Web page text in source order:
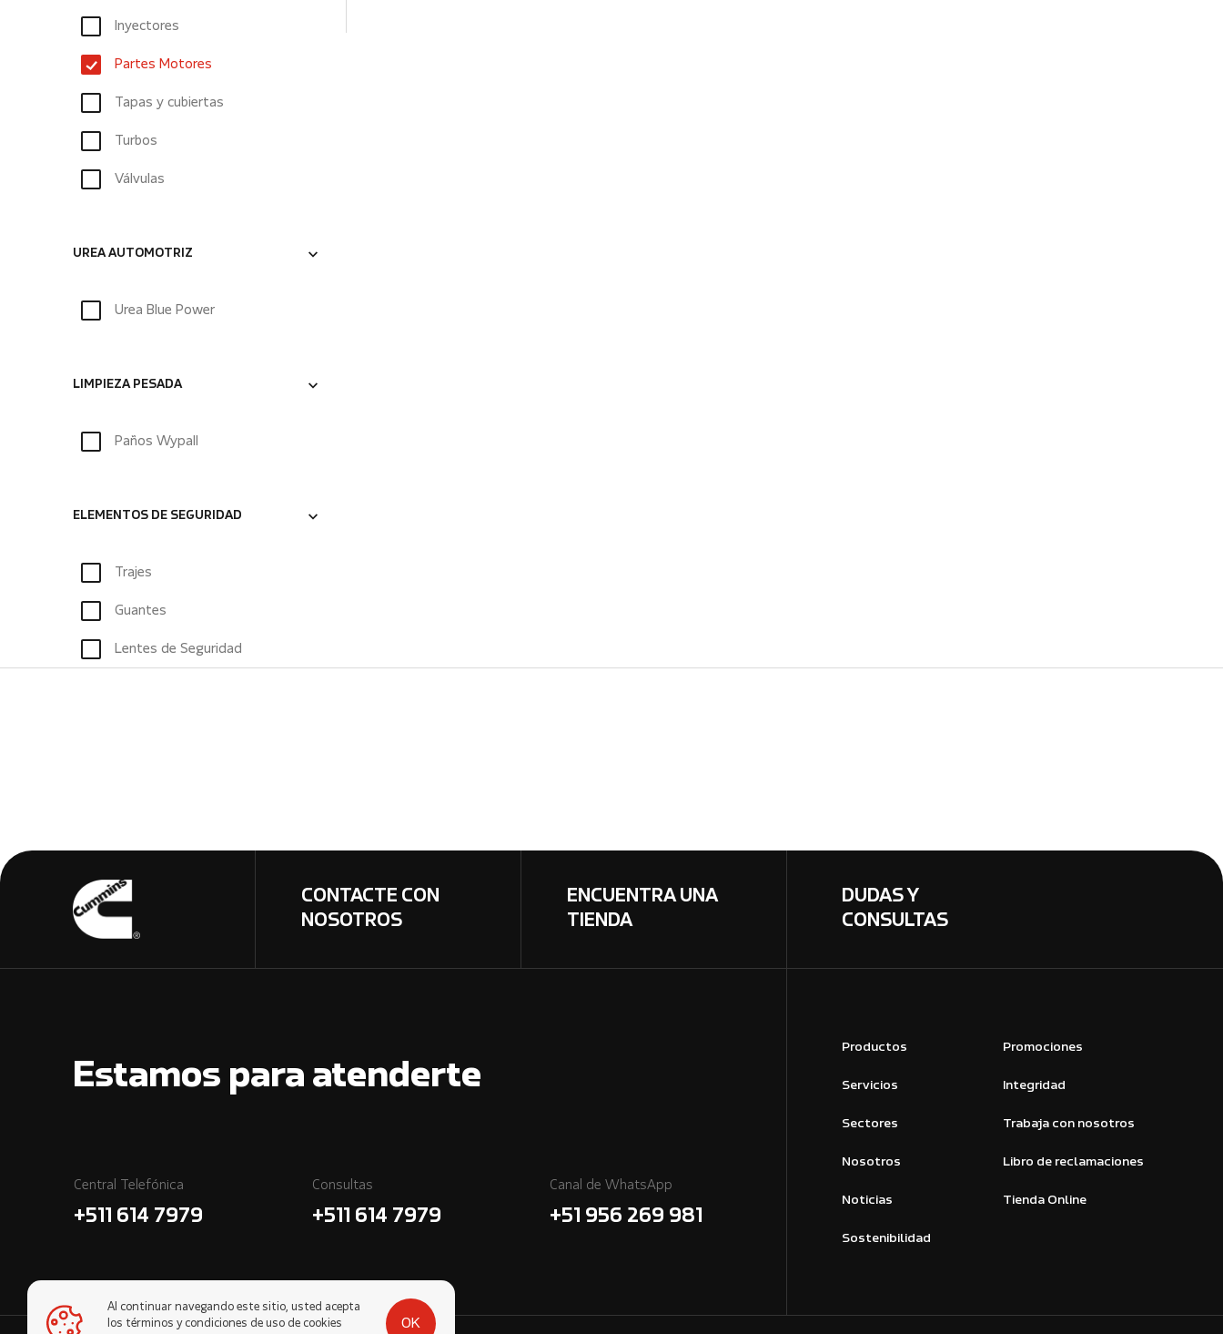
Inyectores
Partes Motores
Tapas y cubiertas
Turbos
Válvulas
UREA AUTOMOTRIZ
Urea Blue Power
LIMPIEZA PESADA
Paños Wypall
ELEMENTOS DE SEGURIDAD
Trajes
Guantes
Lentes de Seguridad
CONTACTE CON
NOSOTROS
ENCUENTRA UNA
TIENDA
DUDAS Y
CONSULTAS
Estamos para atenderte
Central Telefónica
+511 614 7979
Consultas
+511 614 7979
Canal de WhatsApp
+51 956 269 981
Productos
Servicios
Sectores
Nosotros
Noticias
Sostenibilidad
Promociones
Integridad
Trabaja con nosotros
Libro de reclamaciones
Tienda Online
Al continuar navegando este sitio, usted acepta
los términos y condiciones de uso de cookies
OK